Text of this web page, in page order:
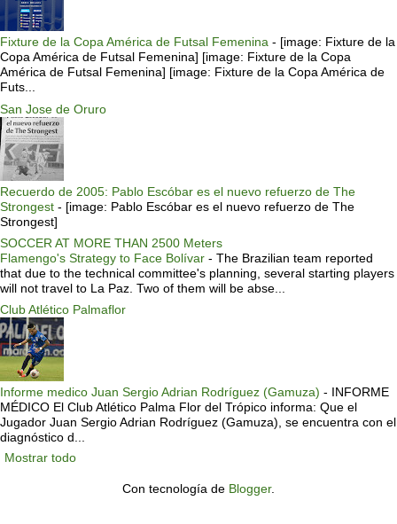
Fixture de la Copa América de Futsal Femenina - [image: Fixture de la
Copa América de Futsal Femenina] [image: Fixture de la Copa
América de Futsal Femenina] [image: Fixture de la Copa América de
Futs...
San Jose de Oruro
Recuerdo de 2005: Pablo Escóbar es el nuevo refuerzo de The
Strongest - [image: Pablo Escóbar es el nuevo refuerzo de The
Strongest]
SOCCER AT MORE THAN 2500 Meters
Flamengo's Strategy to Face Bolívar - The Brazilian team reported
that due to the technical committee's planning, several starting players
will not travel to La Paz. Two of them will be abse...
Club Atlético Palmaflor
Informe medico Juan Sergio Adrian Rodríguez (Gamuza) - INFORME
MÉDICO El Club Atlético Palma Flor del Trópico informa: Que el
Jugador Juan Sergio Adrian Rodríguez (Gamuza), se encuentra con el
diagnóstico d...
Mostrar todo
Con tecnología de Blogger.